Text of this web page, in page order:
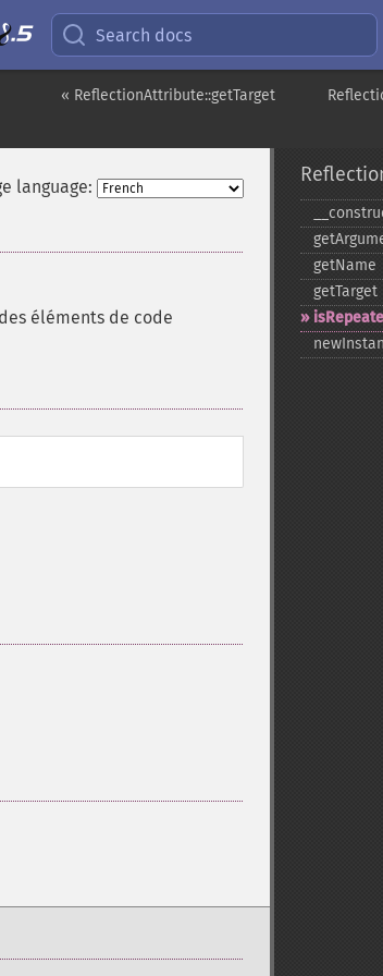
Search docs
« ReflectionAttribute::getTarget
language:
éléments de code
getName
getTarget